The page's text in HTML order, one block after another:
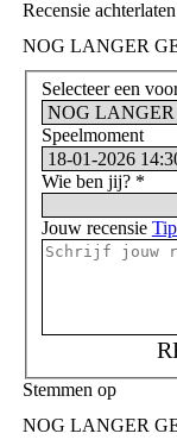
Recensie
NOG LANGER
Selecteer een
Speelmoment
Wie ben jij? *
Jouw recensie
Stemmen op
NOG LANGER